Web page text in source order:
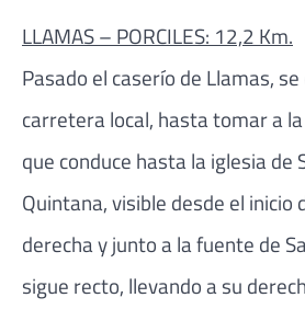
LLAMAS – PORCILES: 12,2 Km.
Pasado el caserío de Llamas,
carretera local, hasta tomar a
que conduce hasta la iglesia de
Quintana, visible desde el inicio
derecha y junto a la fuente de
sigue recto, llevando a su